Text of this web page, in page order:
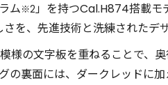
ム※2」を持つCal.H874搭載モ
を、先進技術と洗練されたデ
様の文字板を重ねることで、
の裏面には、ダークレッドに